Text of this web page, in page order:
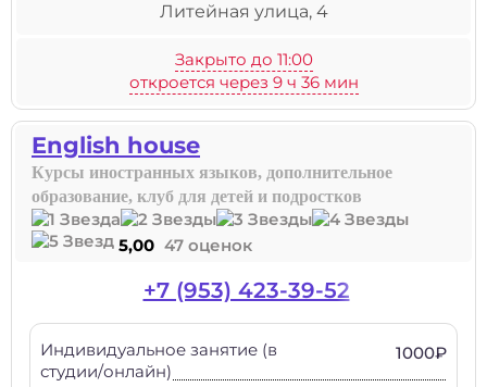
Литейная улица, 4
Закрыто до 11:00
откроется через 9 ч 36 мин
English house
Курсы иностранных языков, дополнительное
образование, клуб для детей и подростков
5,00 47 оценок
+7 (953) 423-39-52
Индивидуальное занятие (в
студии/онлайн)
1000₽